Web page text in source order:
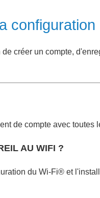
configuration
créer un compte,
de compte avec toutes
AU WIFI ?
du Wi-Fi® et